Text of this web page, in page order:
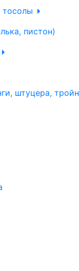
тосолы
пистон)
штуцера,